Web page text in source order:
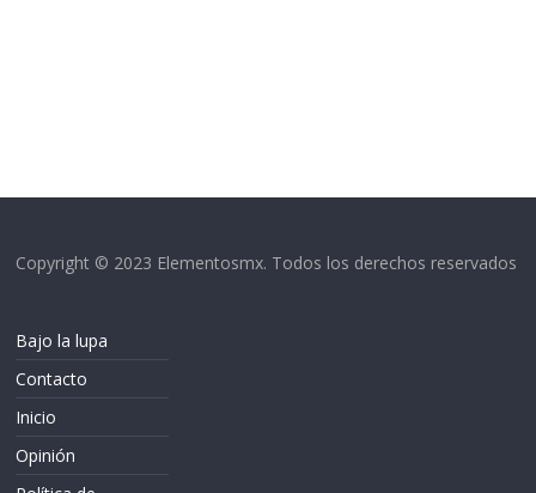
Copyright © 2023 Elementosmx. Todos los derechos reservados
Bajo la lupa
Contacto
Inicio
Opinión